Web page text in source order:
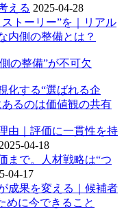
える 2025-04-28
トーリー”を｜リアル
内側の整備とは？
の整備”が不可欠
化する“選ばれる企
るのは価値観の共有
由｜評価に一貫性を持
2025-04-18
まで。人材戦略は“つ
04-17
成果を変える｜候補者
めに今できること